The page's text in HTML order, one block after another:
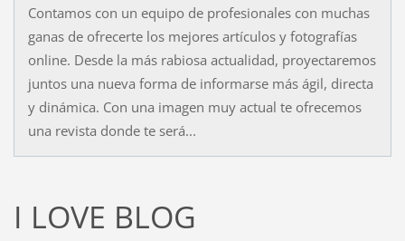
Contamos con un equipo de profesionales con muchas
ganas de ofrecerte los mejores artículos y fotografías
online. Desde la más rabiosa actualidad, proyectaremos
juntos una nueva forma de informarse más ágil, directa
y dinámica. Con una imagen muy actual te ofrecemos
una revista donde te será...
I LOVE BLOG